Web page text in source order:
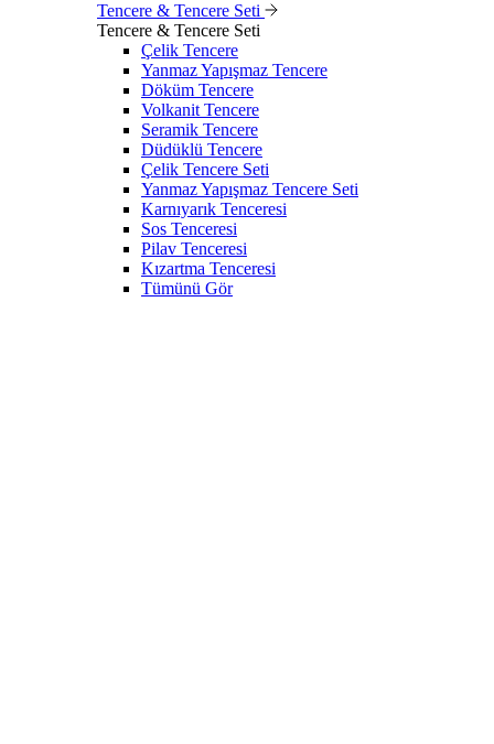
Tencere & Tencere Seti
Tencere & Tencere Seti
Çelik Tencere
Yanmaz Yapışmaz Tencere
Döküm Tencere
Volkanit Tencere
Seramik Tencere
Düdüklü Tencere
Çelik Tencere Seti
Yanmaz Yapışmaz Tencere Seti
Karnıyarık Tenceresi
Sos Tenceresi
Pilav Tenceresi
Kızartma Tenceresi
Tümünü Gör